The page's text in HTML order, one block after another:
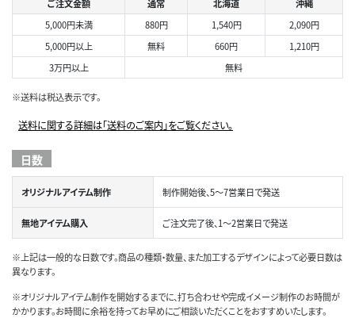
ご注文金額 通常 北海道
沖縄
5,000円未満
880円 1,540円
2,090円
5,000円以上
無料 660円
1,210円
3万円以上
無料
※送料は税込表示です。
送料に関する詳細は「送料のご案内」をご覧ください。
日数
オリジナルアイテム制作 制作開始後、5～7営業日で発送
無地アイテム購入 ご注文完了後、1～2営業日で発送
※上記は一般的な日数です。商品の種類・数量、また加工するデザインによって必要日数は
異なります。
※オリジナルアイテム制作を開始するまでに、打ち合わせや完成イメージ制作のお時間が
かかります。お時間に余裕を持ってお早めにご相談いただくことをおすすめいたします。